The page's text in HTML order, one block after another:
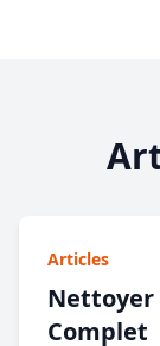
Articles
Nettoyer
Complet